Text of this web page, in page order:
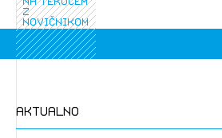
z
novičnikom
aktualno